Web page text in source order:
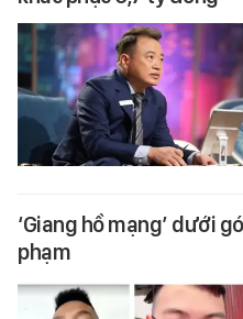
‘Giang hồ mạng’ dưới
phạm